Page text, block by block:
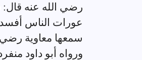
رضي الله عنه
عورات الناس
سمعها معاوية رضي
ورواه أبو داود